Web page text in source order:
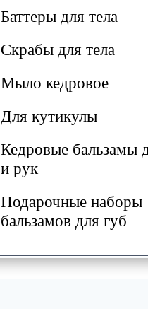
Баттеры для тела
Скрабы для тела
Мыло кедровое
Для кутикулы
Кедровые бальзамы
и рук
Подарочные наборы
бальзамов для губ